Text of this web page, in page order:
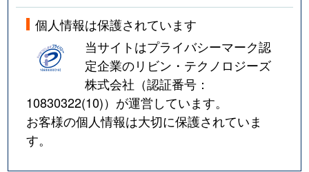
個人情報は保護されています
当サイトはプライバシーマーク認
定企業のリビン・テクノロジーズ
株式会社（認証番号：
10830322(10)）が運営しています。
お客様の個人情報は大切に保護されていま
す。